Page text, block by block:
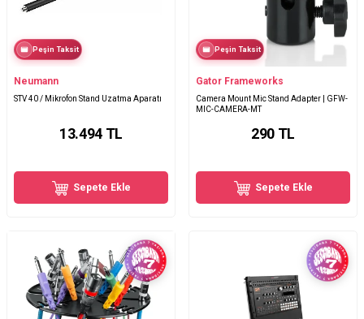
Peşin Taksit
Neumann
STV 40 / Mikrofon Stand Uzatma Aparatı
13.494TL
Sepete Ekle
Peşin Taksit
Gator Frameworks
Camera Mount Mic Stand Adapter | GFW-
MIC-CAMERA-MT
290 TL
Sepete Ekle